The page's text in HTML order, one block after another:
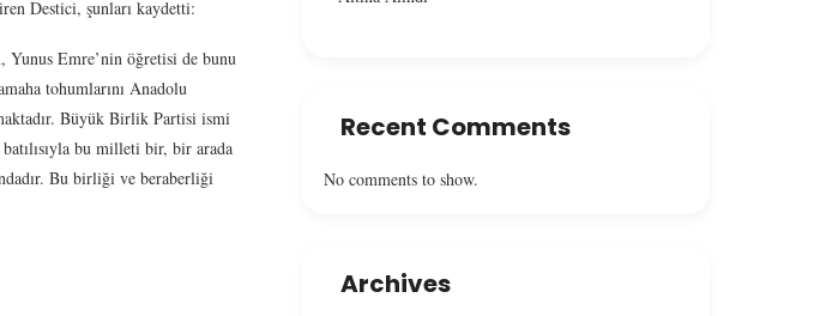
Destici, şunları kaydetti:
Yunus Emre’nin öğretisi de bunu
tohumlarını Anadolu
Büyük Birlik Partisi ismi
bu milleti bir, bir arada
Bu birliği ve beraberliği
Recent Comments
No comments to show.
Archives